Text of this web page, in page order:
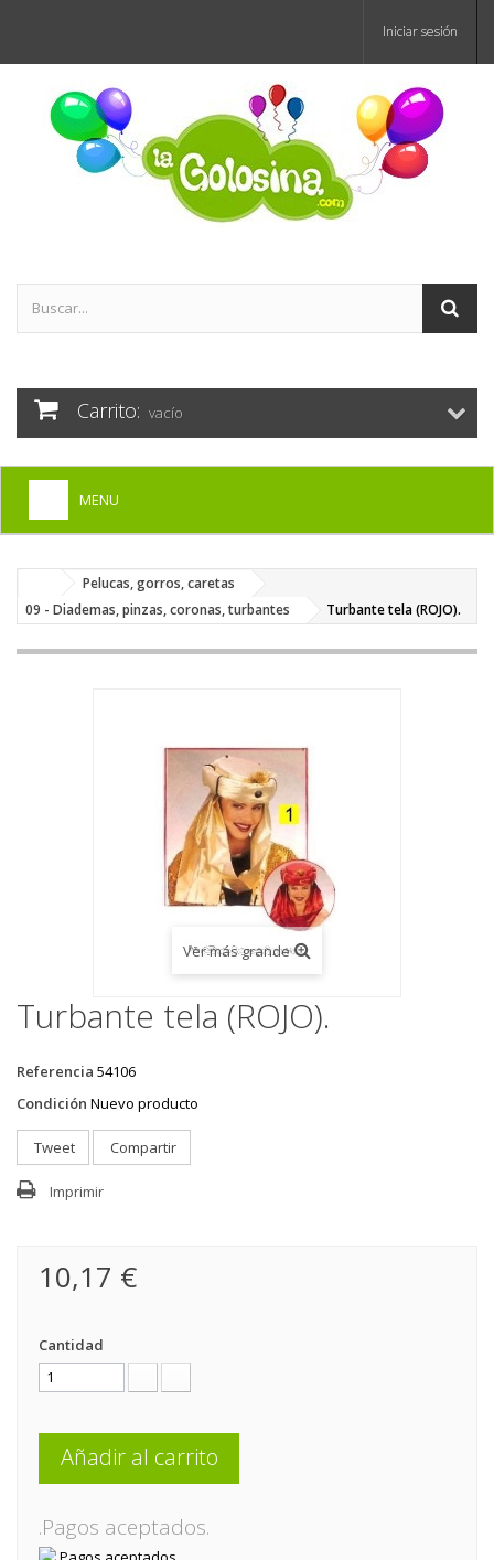
Iniciar sesión
Carrito: vacío
MENU
+
DISFRACES PARA ADULTOS
+
PELUCAS, GORROS, CARETAS
Pelucas, gorros, caretas
09 - Diademas, pinzas, coronas, turbantes
Turbante tela (ROJO).
Ver más grande
Turbante tela (ROJO).
Referencia 54106
Condición Nuevo producto
Tweet Compartir
Imprimir
10,17 €
Cantidad
Añadir al carrito
.Pagos aceptados.